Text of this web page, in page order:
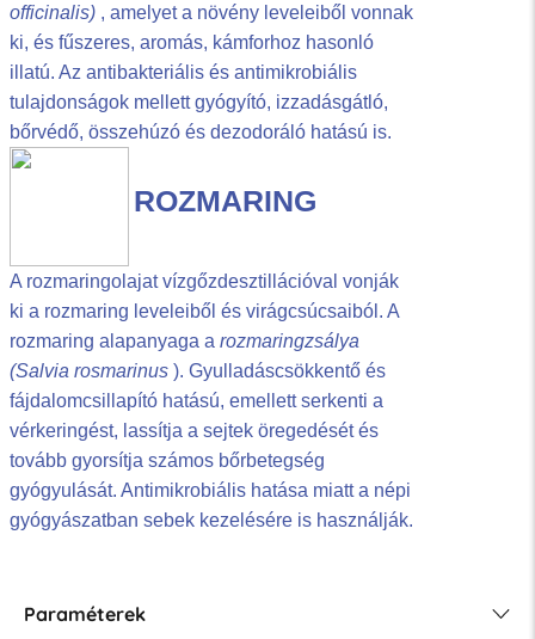
officinalis) , amelyet a növény leveleiből vonnak
ki, és fűszeres, aromás, kámforhoz hasonló
illatú. Az antibakteriális és antimikrobiális
tulajdonságok mellett gyógyító, izzadásgátló,
bőrvédő, összehúzó és dezodoráló hatású is.
ROZMARING
A rozmaringolajat vízgőzdesztillációval vonják
ki a rozmaring leveleiből és virágcsúcsaiból. A
rozmaring alapanyaga a rozmaringzsálya
(Salvia rosmarinus ). Gyulladáscsökkentő és
fájdalomcsillapító hatású, emellett serkenti a
vérkeringést, lassítja a sejtek öregedését és
tovább gyorsítja számos bőrbetegség
gyógyulását. Antimikrobiális hatása miatt a népi
gyógyászatban sebek kezelésére is használják.
Paraméterek